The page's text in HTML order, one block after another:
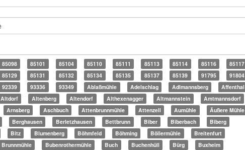
85098 85101 85104 85110 85111 85113 85114 85116
85117
85129 85131 85132 85134 85135 85137 85139 91795
91804
92339 93336 93349 Ablaßmühle Adelschlag Adlmannsberg
Affenthal
Altdorf Altenberg Altendorf Althexenagger Altmannstein
Amtmannsdorf
Arnsberg Aschbuch Attenbrunnmühle Attenzell Aumühle
Äußere Mühle
Berghausen Berletzhausen Bettbrunn Biber Biberbach
Biberg
Bitz Blumenberg Böhmfeld Böhming Böllermühle
Breitenfurt
Brunnmühle Bubenrothermühle Buch Buchenhüll Bürg Buxheim